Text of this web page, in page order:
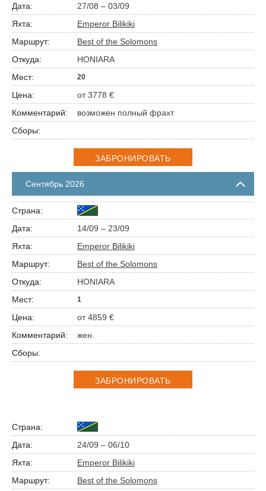
27/08 – 03/09
Emperor Bilikiki
Best of the Solomons
HONIARA
20
от 3778 €
возможен полный фрахт
ЗАБРОНИРОВАТЬ
Сентябрь 2026
14/09 – 23/09
Emperor Bilikiki
Best of the Solomons
HONIARA
1
от 4859 €
жен.
ЗАБРОНИРОВАТЬ
24/09 – 06/10
Emperor Bilikiki
Best of the Solomons